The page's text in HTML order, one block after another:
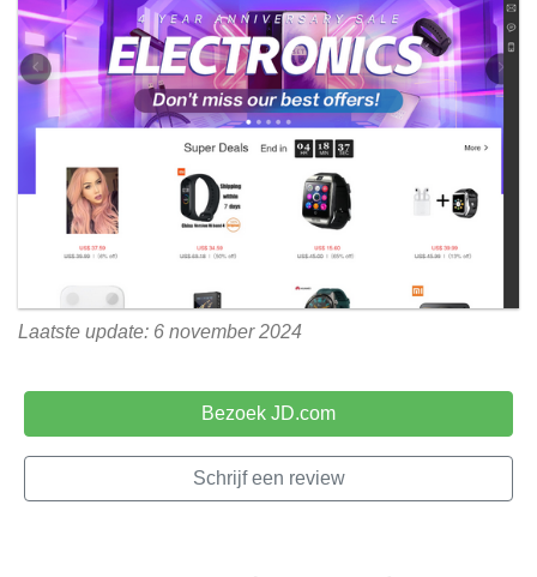
Laatste update: 6 november 2024
Bezoek JD.com
Schrijf een review